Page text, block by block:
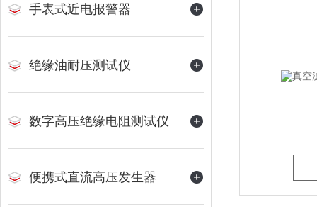
手表式近电报警器
绝缘油耐压测试仪
数字高压绝缘电阻测试仪
便携式直流高压发生器